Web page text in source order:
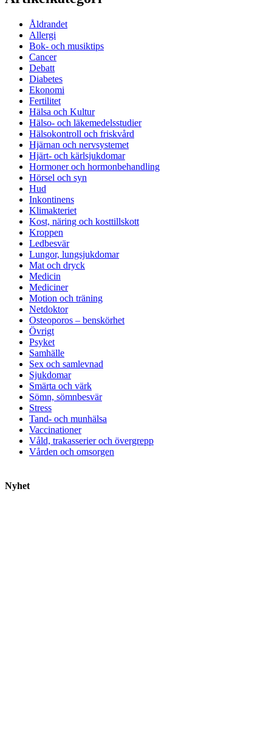
Åldrandet
Allergi
Bok- och musiktips
Cancer
Debatt
Diabetes
Ekonomi
Fertilitet
Hälsa och Kultur
Hälso- och läkemedelsstudier
Hälsokontroll och friskvård
Hjärnan och nervsystemet
Hjärt- och kärlsjukdomar
Hormoner och hormonbehandling
Hörsel och syn
Hud
Inkontinens
Klimakteriet
Kost, näring och kosttillskott
Kroppen
Ledbesvär
Lungor, lungsjukdomar
Mat och dryck
Medicin
Mediciner
Motion och träning
Netdoktor
Osteoporos – benskörhet
Övrigt
Psyket
Samhälle
Sex och samlevnad
Sjukdomar
Smärta och värk
Sömn, sömnbesvär
Stress
Tand- och munhälsa
Vaccinationer
Våld, trakasserier och övergrepp
Vården och omsorgen
Nyhet